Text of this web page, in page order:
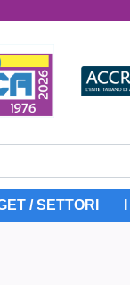
/ SETTORI